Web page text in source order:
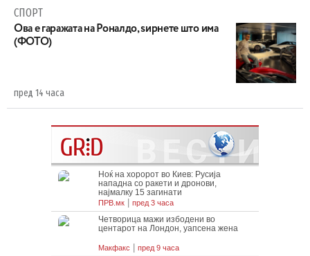
СПОРТ
Ова е гаражата на Роналдо, ѕирнете што има
(ФОТО)
пред 14 часа